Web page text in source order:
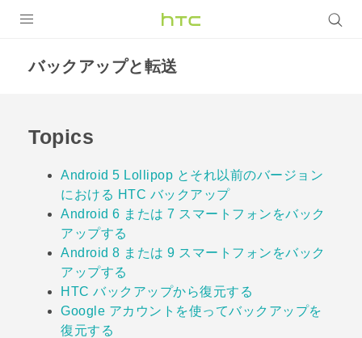
サポート
バックアップと転送
Topics
Android 5 Lollipop とそれ以前のバージョン
における HTC バックアップ
Android 6 または 7 スマートフォンをバック
アップする
Android 8 または 9 スマートフォンをバック
アップする
HTC バックアップから復元する
Google アカウントを使ってバックアップを
復元する